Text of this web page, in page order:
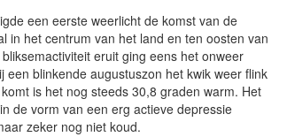
een eerste weerlicht de komst van de
in het centrum van het land en ten oosten van
eruit ging eens het onweer
blinkende augustuszon het kwik weer flink
is het nog steeds 30,8 graden warm. Het
de vorm van een erg actieve depressie
zeker nog niet koud.